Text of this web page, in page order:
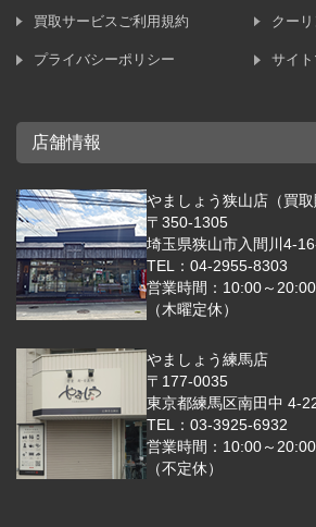
買取サービスご利用規約 クー
プライバシーポリシー サイ
店舗情報
やましょう狭山店（買取
〒350-1305
埼玉県狭山市入間川4-
TEL：04-2955-8303
営業時間：10:00～20:00
（木曜定休）
やましょう練馬店
〒177-0035
東京都練馬区南田中 4-
TEL：03-3925-6932
営業時間：10:00～20:00
（不定休）